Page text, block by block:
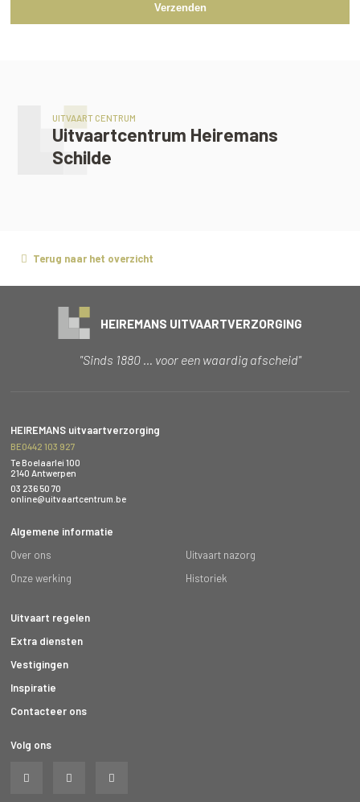
Verzenden
UITVAART CENTRUM
Uitvaartcentrum Heiremans
Schilde
Terug naar het overzicht
HEIREMANS UITVAARTVERZORGING
"Sinds 1880 … voor een waardig afscheid"
HEIREMANS uitvaartverzorging
BE0442 103 927
Te Boelaarlei 100
2140 Antwerpen
03 236 50 70
online@uitvaartcentrum.be
Algemene informatie
Over ons
Uitvaart nazorg
Onze werking
Historiek
Uitvaart regelen
Extra diensten
Vestigingen
Inspiratie
Contacteer ons
Volg ons